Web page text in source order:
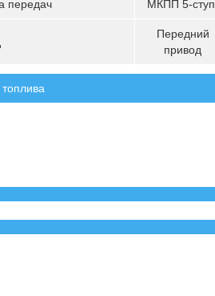
передач МКПП 5-ступ.
Передний
привод